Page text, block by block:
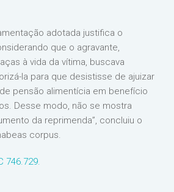
adotada justifica o
que o agravante,
à vida da vítima, buscava
la para que desistisse de ajuizar
pensão alimentícia em benefício
Desse modo, não se mostra
da reprimenda”, concluiu o
corpus.
746.729.